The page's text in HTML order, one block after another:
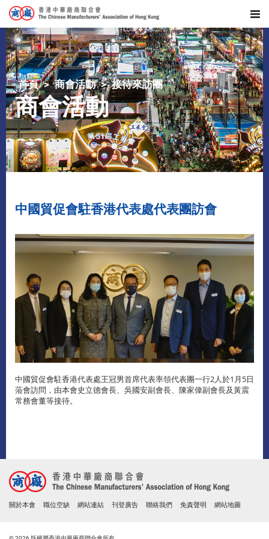
首頁 商會活動 接待來訪團
商會活動
中國貿促會駐香港代表處代表團訪會
中國貿促會駐香港代表處王冠男首席代表率領代表團一行2人於1月5日
蒞會訪問，由本會史立德會長、吳國安副會長、陳家偉副會長及黃震
常務會董等接待。
關於本會 職位空缺 網站連結 刊登廣告 聯絡我們 免責聲明 網站地圖